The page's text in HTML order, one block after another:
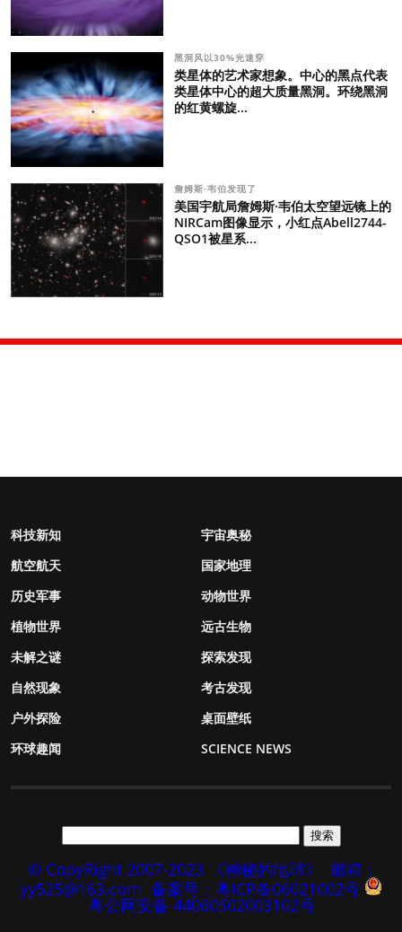
黑洞风以30%光速穿
类星体的艺术家想象。中心的黑点代表
类星体中心的超大质量黑洞。环绕黑洞
的红黄螺旋...
詹姆斯·韦伯发现了
美国宇航局詹姆斯·韦伯太空望远镜上的
NIRCam图像显示，小红点Abell2744-
QSO1被星系...
科技新知
宇宙奥秘
航空航天
国家地理
历史军事
动物世界
植物世界
远古生物
未解之谜
探索发现
自然现象
考古发现
户外探险
桌面壁纸
环球趣闻
SCIENCE NEWS
© CopyRight 2007-2023 《神秘的地球》
邮箱：
yy525@163.com 备案号：粤ICP备06021002号
粤公网安备 44060502003102号